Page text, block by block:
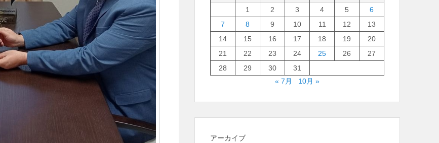
1
2 3 4 5
6
7
8 9 10 11 12
13
14
15 16 17 18 19
20
21
22 23 24 25 26
27
28
29 30
31
« 7月
10月 »
アーカイブ